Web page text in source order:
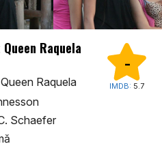
-
IMDB: 5.7
Raquela
Raquela
Schaefer